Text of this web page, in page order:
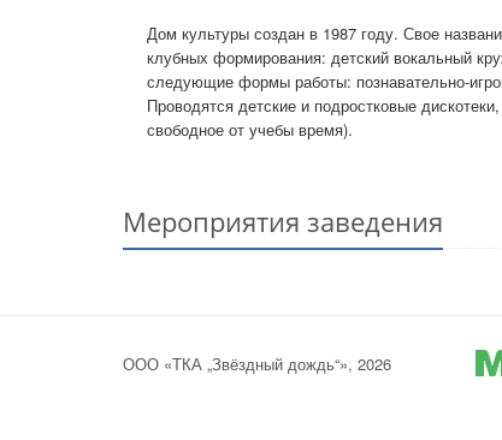
Дом культуры создан в 1987 году. Свое
клубных формирования: детский вокальный
следующие формы работы: познавательно-
Проводятся детские и подростковые
свободное от учебы время).
Мероприятия заведения
ООО «ТКА „Звёздный дождь“», 2026